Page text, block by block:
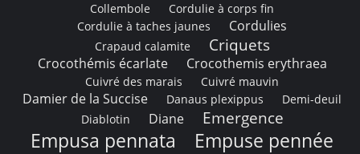
Collembole
Cordulie à corps fin
Cordulie à taches jaunes
Cordulies
Crapaud calamite Criquets
Crocothémis écarlate Crocothemis erythraea
Cuivré des marais Cuivré mauvin
Damier de la Succise Danaus plexippus
Demi-deuil
Diablotin
Diane Emergence
Empusa pennata Empuse pennée